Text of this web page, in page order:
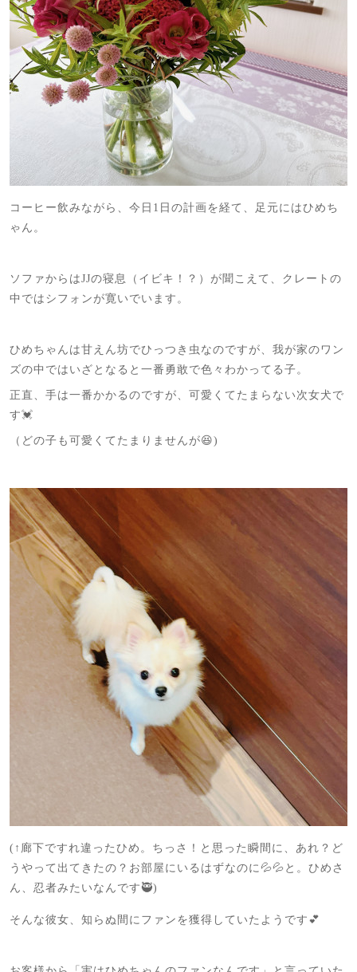
コーヒー飲みながら、今日1日の計画を経て、足元にはひめち
ゃん。
ソファからはJJの寝息（イビキ！？）が聞こえて、クレートの
中ではシフォンが寛いでいます。
ひめちゃんは甘えん坊でひっつき虫なのですが、我が家のワン
ズの中ではいざとなると一番勇敢で色々わかってる子。
正直、手は一番かかるのですが、可愛くてたまらない次女犬で
す💓
（どの子も可愛くてたまりませんが😆)
(↑廊下ですれ違ったひめ。ちっさ！と思った瞬間に、あれ？ど
うやって出てきたの？お部屋にいるはずなのに💦💦と。ひめさ
ん、忍者みたいなんです🥷)
そんな彼女、知らぬ間にファンを獲得していたようです💕